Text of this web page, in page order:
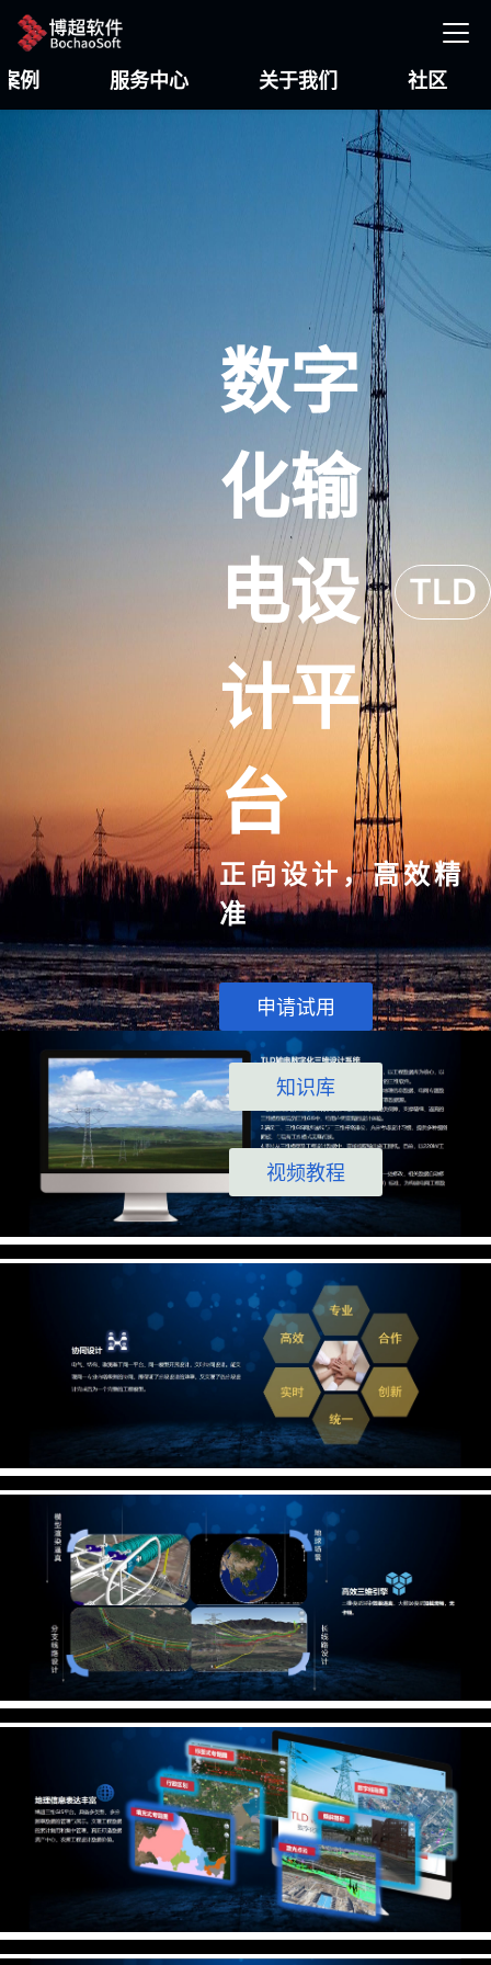
例 服务中心 关于我们 社区
数字
化输
电设
计平
台
TLD
正向设计，高效精
准
申请试用
知识库
视频教程